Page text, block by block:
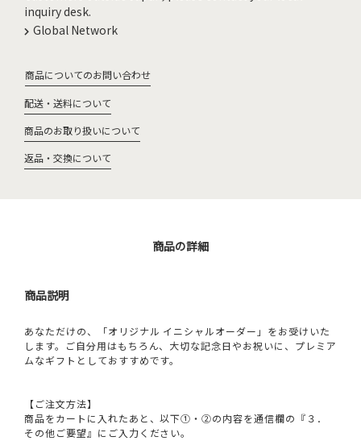
inquiry desk.
Global Network
商品についてのお問い合わせ
配送・送料について
商品のお取り扱いについて
返品・交換について
商品の詳細
商品説明
あなただけの、「オリジナル イニシャルオーダー」をお受けいた
します。ご自分用はもちろん、大切な記念日やお祝いに、プレミア
ムなギフトとしておすすめです。
【ご注文方法】
商品をカートに入れたあと、以下①・②の内容を通信欄の『３．
その他ご要望』にご入力ください。